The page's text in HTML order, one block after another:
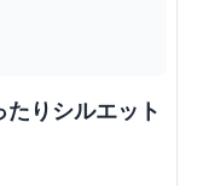
りシルエット